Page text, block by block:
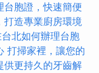
台胞證，快速簡便
打造專業廚房環境
北如何辦理台胞
打掃家裡，讓您的
供更持久的牙齒解